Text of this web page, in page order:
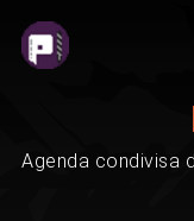
Agenda condivisa